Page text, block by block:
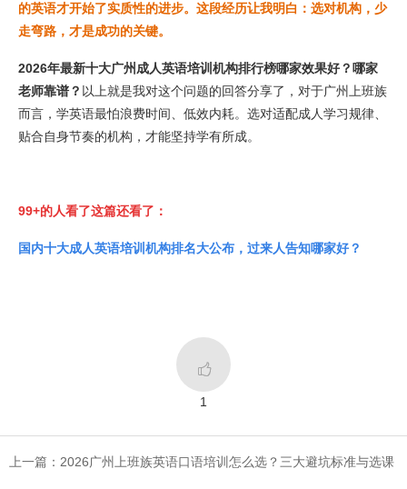
的英语才开始了实质性的进步。这段经历让我明白：选对机构，少
走弯路，才是成功的关键。
2026年最新十大广州成人英语培训机构排行榜哪家效果好？哪家
老师靠谱？ 以上就是我对这个问题的回答分享了，对于广州上班族
而言，学英语最怕浪费时间、低效内耗。选对适配成人学习规律、
贴合自身节奏的机构，才能坚持学有所成。
99+的人看了这篇还看了：
国内十大成人英语培训机构排名大公布，过来人告知哪家好？

1
上一篇：2026广州上班族英语口语培训怎么选？三大避坑标准与选课